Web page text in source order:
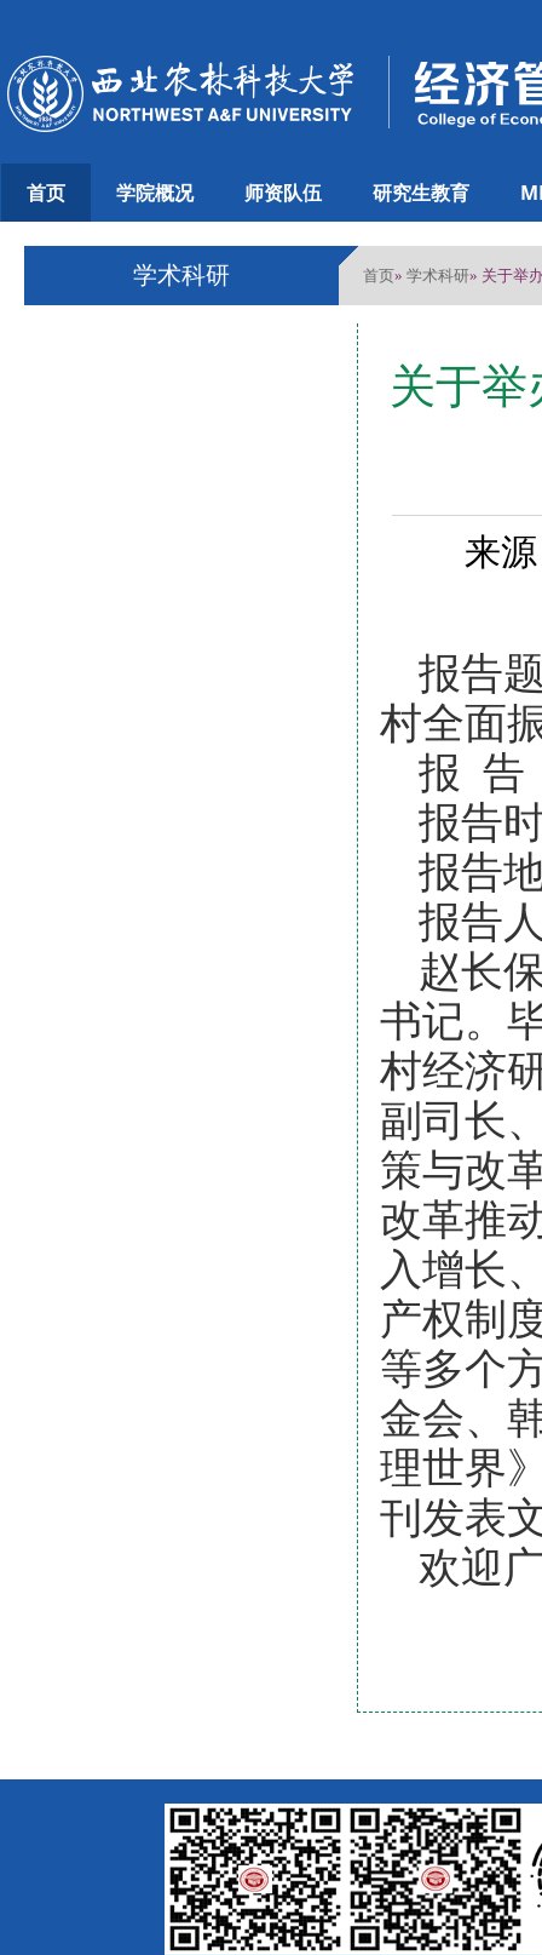
首页 学院概况 师资队伍 研究生教育
学术科研 首页» 学术科研» 关于举
关于举
来
报告
村全面
报 告
报告
报告
报告
赵长
书记。
村经济
副司长
策与改
改革推
入增长
产权制
等多个
金会、
理世界
刊发表
欢迎